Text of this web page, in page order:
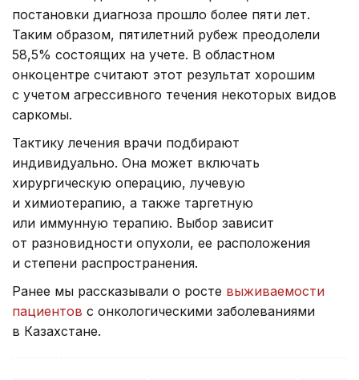
постановки диагноза прошло более пяти лет.
Таким образом, пятилетний рубеж преодолели
58,5% состоящих на учете. В областном
онкоцентре считают этот результат хорошим
с учетом агрессивного течения некоторых видов
саркомы.
Тактику лечения врачи подбирают
индивидуально. Она может включать
хирургическую операцию, лучевую
и химиотерапию, а также таргетную
или иммунную терапию. Выбор зависит
от разновидности опухоли, ее расположения
и степени распространения.
Ранее мы рассказывали о росте выживаемости
пациентов с онкологическими заболеваниями
в Казахстане.